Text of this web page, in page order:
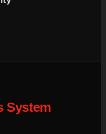
System